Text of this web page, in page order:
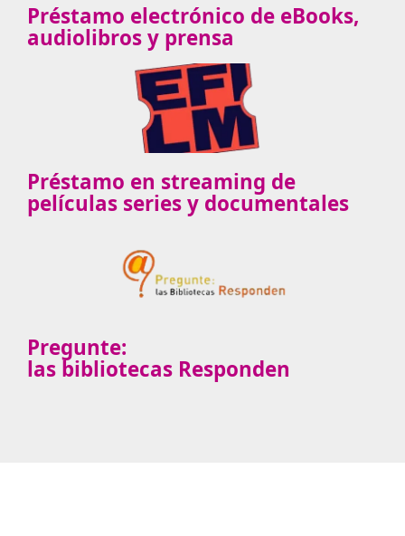
Préstamo electrónico de eBooks,
audiolibros y prensa
Préstamo en streaming de
películas series y documentales
Pregunte:
las bibliotecas Responden